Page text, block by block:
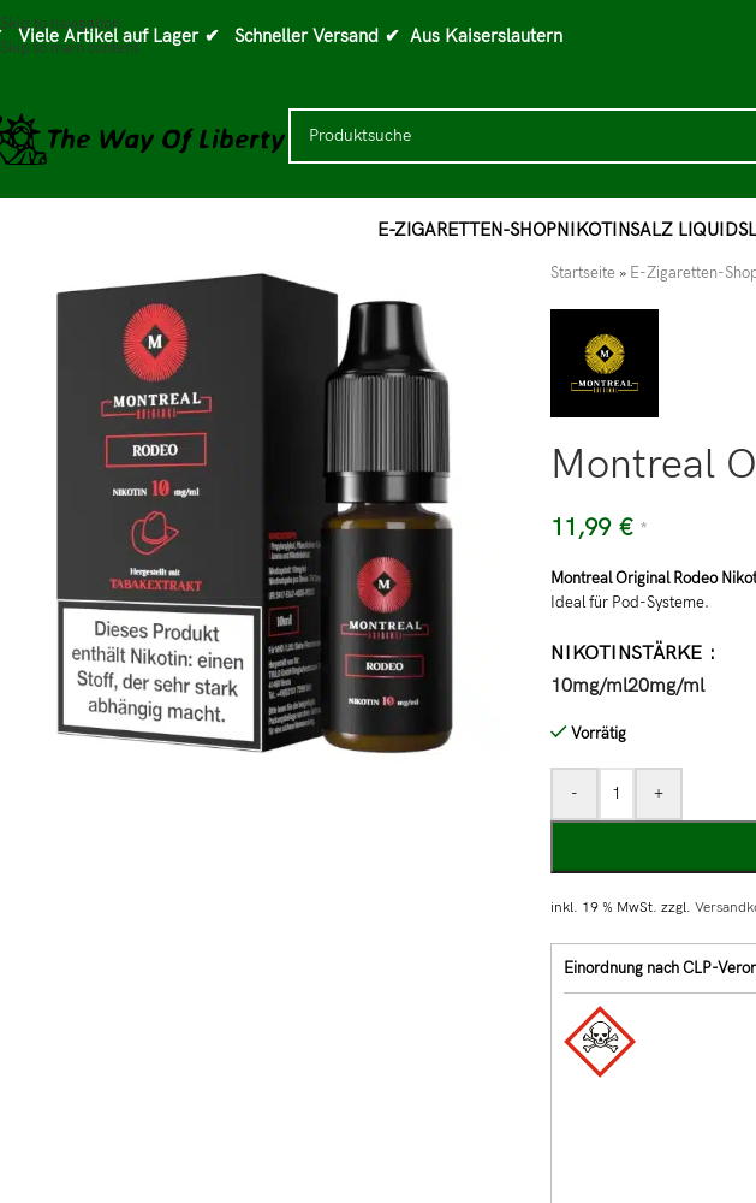
Skip to navigation
Skip to main content
Viele Artikel auf Lager ✔ Schneller Versand ✔ Aus Kaiserslautern
E-ZIGARETTEN-SHOPNIKOTINSALZ LIQUIDS
Startseite » E-Zigaretten-
Montreal
11,99 € *
Montreal Original Rodeo
Ideal für Pod-Systeme.
NIKOTINSTÄRKE
10mg/ml20mg/ml
Vorrätig
- +
inkl. 19 % MwSt. zzgl.
Einordnung nach CLP-